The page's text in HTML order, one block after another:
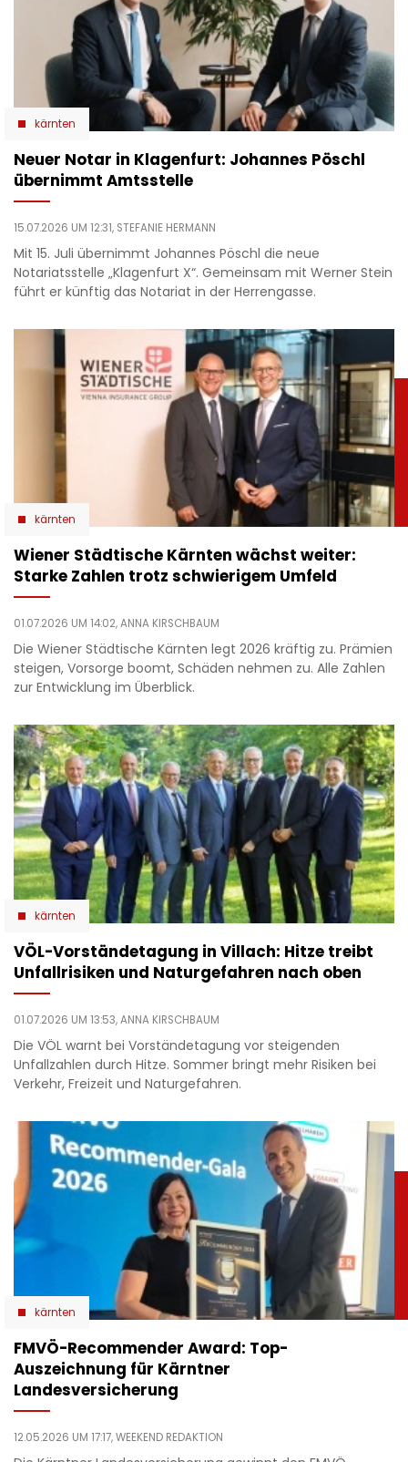
kärnten
Neuer Notar in Klagenfurt: Johannes Pöschl
übernimmt Amtsstelle
15.07.2026 UM 12:31, STEFANIE HERMANN
Mit 15. Juli übernimmt Johannes Pöschl die neue
Notariatsstelle „Klagenfurt X“. Gemeinsam mit Werner Stein
führt er künftig das Notariat in der Herrengasse.
kärnten
Wiener Städtische Kärnten wächst weiter:
Starke Zahlen trotz schwierigem Umfeld
01.07.2026 UM 14:02,ANNA KIRSCHBAUM
Die Wiener Städtische Kärnten legt 2026 kräftig zu. Prämien
steigen, Vorsorge boomt, Schäden nehmen zu. Alle Zahlen
zur Entwicklung im Überblick.
kärnten
VÖL-Vorständetagung in Villach: Hitze treibt
Unfallrisiken und Naturgefahren nach oben
01.07.2026 UM 13:53,ANNA KIRSCHBAUM
Die VÖL warnt bei Vorständetagung vor steigenden
Unfallzahlen durch Hitze. Sommer bringt mehr Risiken bei
Verkehr, Freizeit und Naturgefahren.
kärnten
​FMVÖ-Recommender Award: Top-
Auszeichnung für Kärntner
Landesversicherung
12.05.2026 UM 17:17,WEEKEND REDAKTION